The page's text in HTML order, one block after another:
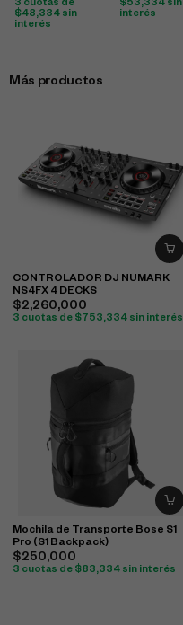
3 cuotas de
$48,334 sin
interés
$53,334sin
interés
Más productos
CONTROLADOR DJ NUMARK
NS4FX 4 DECKS
$2,260,000
3 cuotas de $ 753,334 sin interés
Mochila de Transporte Bose S1
Pro (S1 Backpack)
$250,000
3 cuotas de $83,334 sin interés